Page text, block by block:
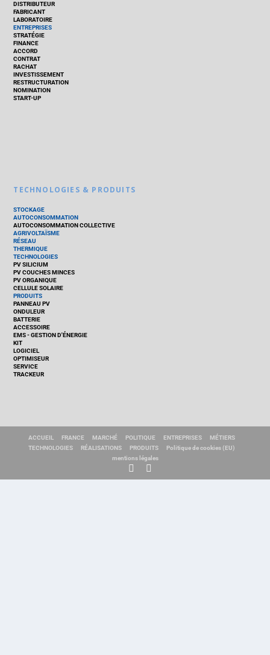
DISTRIBUTEUR
FABRICANT
LABORATOIRE
ENTREPRISES
STRATÉGIE
FINANCE
ACCORD
CONTRAT
RACHAT
INVESTISSEMENT
RESTRUCTURATION
NOMINATION
START-UP
TECHNOLOGIES & PRODUITS
STOCKAGE
AUTOCONSOMMATION
AUTOCONSOMMATION COLLECTIVE
AGRIVOLTAÏSME
RÉSEAU
THERMIQUE
TECHNOLOGIES
PV SILICIUM
PV COUCHES MINCES
PV ORGANIQUE
CELLULE SOLAIRE
PRODUITS
PANNEAU PV
ONDULEUR
BATTERIE
ACCESSOIRE
EMS - GESTION D'ÉNERGIE
KIT
LOGICIEL
OPTIMISEUR
SERVICE
TRACKEUR
ACCUEIL FRANCE MARCHÉ POLITIQUE ENTREPRISES
MÉTIERS
TECHNOLOGIES
RÉALISATIONS PRODUITS
Politique de cookies (EU)
mentions légales